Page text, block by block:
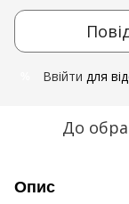
Ввійти для
До
Опис